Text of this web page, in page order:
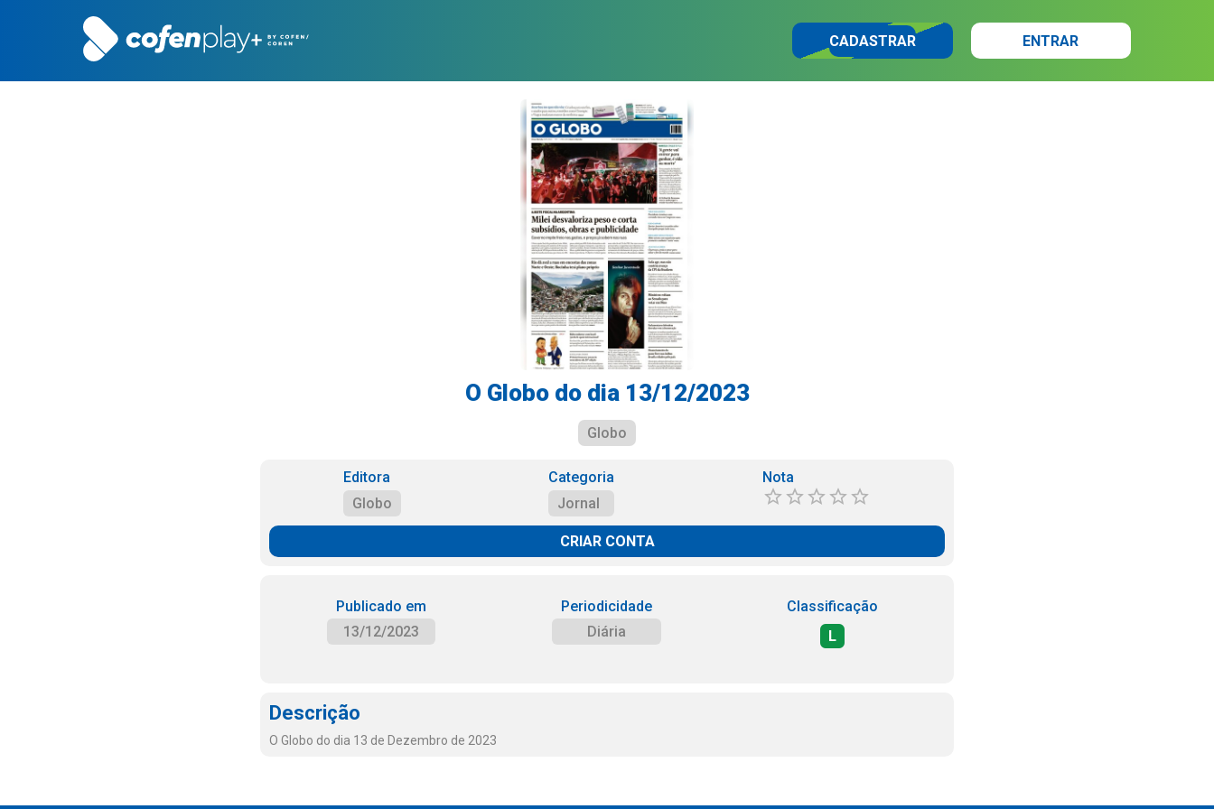
CADASTRAR ENTRAR
O Globo do dia 13/12/2023
Globo
Editora
Globo
Categoria
Jornal
Nota
CRIAR CONTA
Publicado em
13/12/2023
Periodicidade
Diária
Classificação
L
Descrição
O Globo do dia 13 de Dezembro de 2023